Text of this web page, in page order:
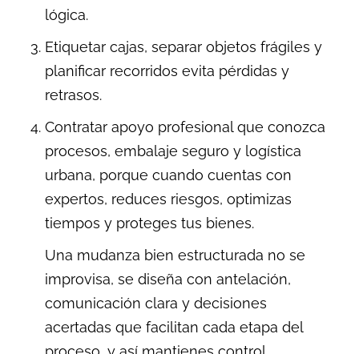
lógica.
Etiquetar cajas, separar objetos frágiles y
planificar recorridos evita pérdidas y
retrasos.
Contratar apoyo profesional que conozca
procesos, embalaje seguro y logística
urbana, porque cuando cuentas con
expertos, reduces riesgos, optimizas
tiempos y proteges tus bienes.
Una mudanza bien estructurada no se
improvisa, se diseña con antelación,
comunicación clara y decisiones
acertadas que facilitan cada etapa del